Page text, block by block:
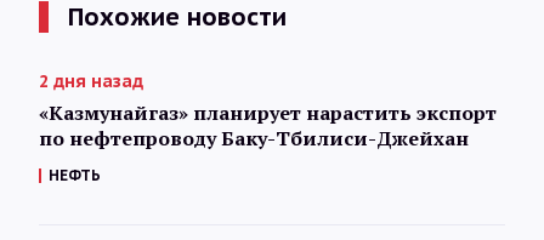
Похожие новости
2 дня назад
«Казмунайгаз» планирует нарастить экспорт
по нефтепроводу Баку-Тбилиси-Джейхан
НЕФТЬ